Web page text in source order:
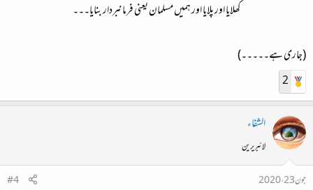
کھلایا اور پلایا اور ہمیں مسلمان یعنی فرمانبردار بنایا۔۔۔
(جاری ہے۔۔۔۔۔)
2
الشفاء
لائبریرین
جون 23، 2020
#4